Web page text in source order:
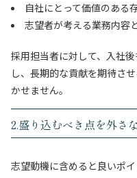
自社にとって価値のある
志望者が考える業務内容
採用担当者に対して、入社
し、長期的な貢献を期待さ
かせません。
2.盛り込むべき点を外さ
志望動機に含めると良いポイ